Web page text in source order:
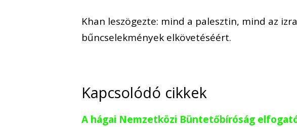
Khan leszögezte: mind a palesztin, mind az
bűncselekmények elkövetéséért.
Kapcsolódó cikkek
A hágai Nemzetközi Büntetőbíróság